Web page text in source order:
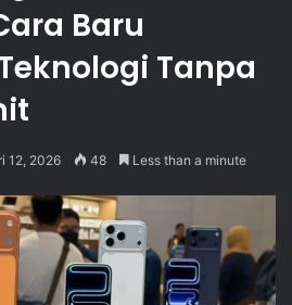
Baru
Tanpa
12, 2026 48 Less than a minute